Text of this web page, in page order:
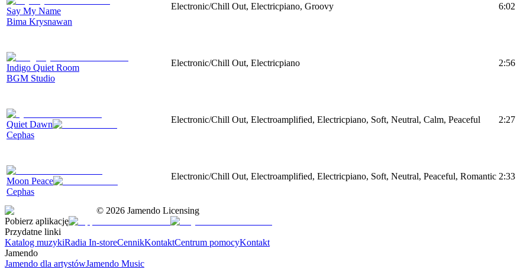
Say My Name
Bima Krysnawan
Electronic/Chill Out, Electricpiano, Groovy 6:02
Indigo Quiet Room
BGM Studio
Electronic/Chill Out, Electricpiano 2:56
Quiet Dawn
Cephas
Electronic/Chill Out, Electroamplified, Electricpiano, Soft, Neutral, Calm, Peaceful 2:27
Moon Peace
Cephas
Electronic/Chill Out, Electroamplified, Electricpiano, Soft, Neutral, Peaceful, Romantic 2:33
© 2026 Jamendo Licensing
Pobierz aplikację
Przydatne linki
Katalog muzykiRadia In-storeCennikKontaktCentrum pomocyKontakt
Jamendo
Jamendo dla artystówJamendo Music